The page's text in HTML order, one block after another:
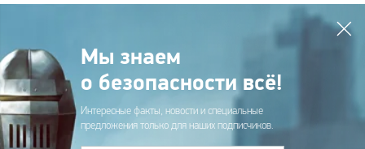
Мы знаем
о безопасности всё!
Интересные факты, новости и специальные
предложения только для наших подписчиков.